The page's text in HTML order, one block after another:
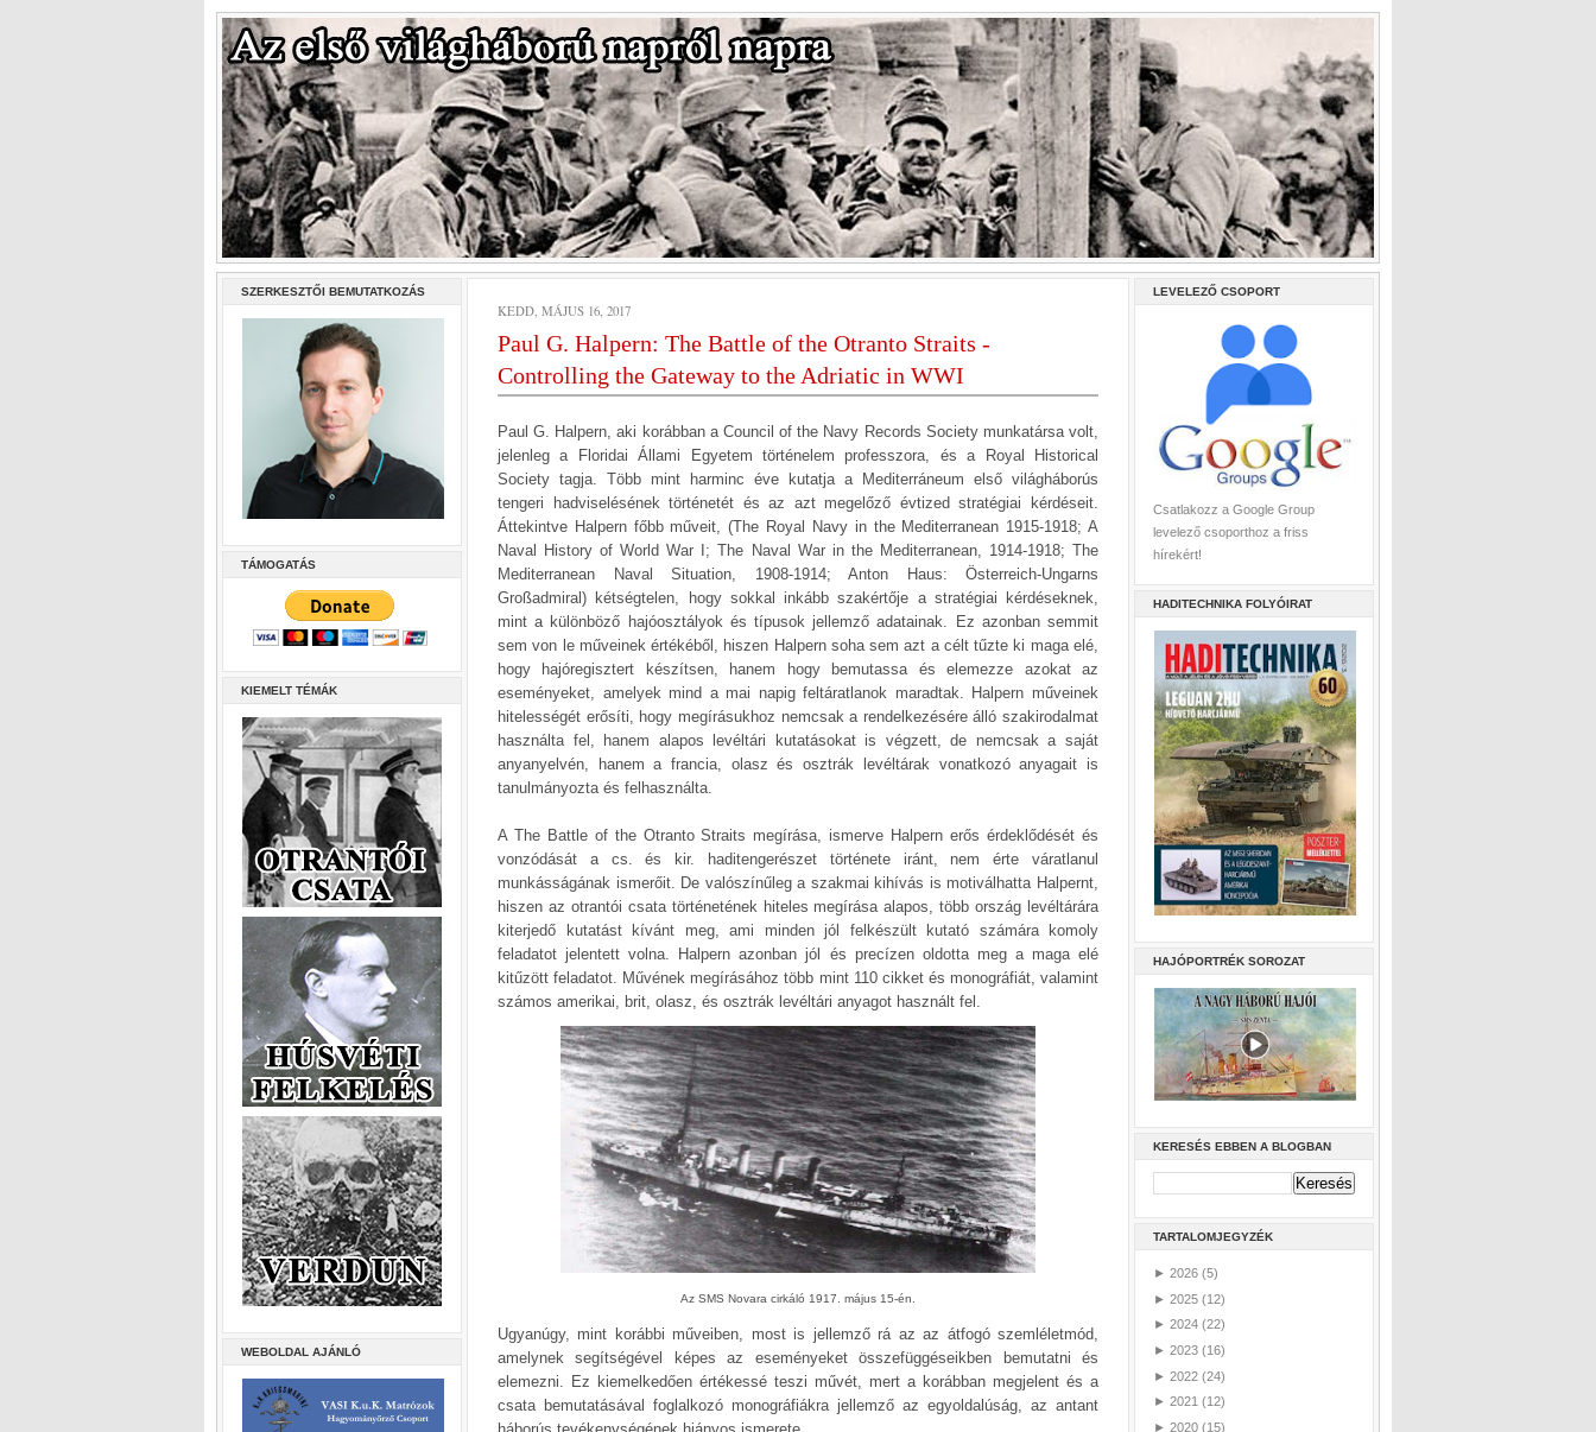
SZERKESZTŐI BEMUTATKOZÁS
TÁMOGATÁS
KIEMELT TÉMÁK
WEBOLDAL AJÁNLÓ
KEDD, MÁJUS 16, 2017
Paul G. Halpern: The Battle of the Otranto Straits -
Controlling the Gateway to the Adriatic in WWI
Paul G. Halpern, aki korábban a Council of the Navy Records Society munkatársa volt,
jelenleg a Floridai Állami Egyetem történelem professzora, és a Royal Historical
Society tagja. Több mint harminc éve kutatja a Mediterráneum első világháborús
tengeri hadviselésének történetét és az azt megelőző évtized stratégiai kérdéseit.
Áttekintve Halpern főbb műveit, (The Royal Navy in the Mediterranean 1915-1918; A
Naval History of World War I; The Naval War in the Mediterranean, 1914-1918; The
Mediterranean Naval Situation, 1908-1914; Anton Haus: Österreich-Ungarns
Großadmiral) kétségtelen, hogy sokkal inkább szakértője a stratégiai kérdéseknek,
mint a különböző hajóosztályok és típusok jellemző adatainak. Ez azonban semmit
sem von le műveinek értékéből, hiszen Halpern soha sem azt a célt tűzte ki maga elé,
hogy hajóregisztert készítsen, hanem hogy bemutassa és elemezze azokat az
eseményeket, amelyek mind a mai napig feltáratlanok maradtak. Halpern műveinek
hitelességét erősíti, hogy megírásukhoz nemcsak a rendelkezésére álló szakirodalmat
használta fel, hanem alapos levéltári kutatásokat is végzett, de nemcsak a saját
anyanyelvén, hanem a francia, olasz és osztrák levéltárak vonatkozó anyagait is
tanulmányozta és felhasználta.
A The Battle of the Otranto Straits megírása, ismerve Halpern erős érdeklődését és
vonzódását a cs. és kir. haditengerészet története iránt, nem érte váratlanul
munkásságának ismerőit. De valószínűleg a szakmai kihívás is motiválhatta Halpernt,
hiszen az otrantói csata történetének hiteles megírása alapos, több ország levéltárára
kiterjedő kutatást kívánt meg, ami minden jól felkészült kutató számára komoly
feladatot jelentett volna. Halpern azonban jól és precízen oldotta meg a maga elé
kitűzött feladatot. Művének megírásához több mint 110 cikket és monográfiát, valamint
számos amerikai, brit, olasz, és osztrák levéltári anyagot használt fel.
Az SMS Novara cirkáló 1917. május 15-én.
Ugyanúgy, mint korábbi műveiben, most is jellemző rá az az átfogó szemléletmód,
amelynek segítségével képes az eseményeket összefüggéseikben bemutatni és
elemezni. Ez kiemelkedően értékessé teszi művét, mert a korábban megjelent és a
csata bemutatásával foglalkozó monográfiákra jellemző az egyoldalúság, az antant
LEVELEZŐ CSOPORT
Csatlakozz a Google Group
levelező csoporthoz a friss
hírekért!
HADITECHNIKA FOLYÓIRAT
HAJÓPORTRÉK SOROZAT
KERESÉS EBBEN A BLOGBAN
TARTALOMJEGYZÉK
► 2026 (5)
► 2025 (12)
► 2024 (22)
► 2023 (16)
► 2022 (24)
► 2021 (12)
► 2020 (15)